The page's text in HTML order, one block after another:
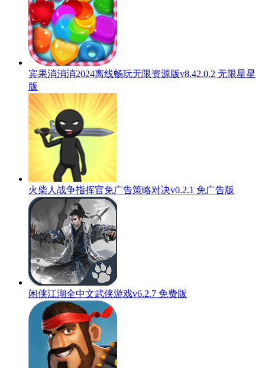
宾果消消消2024离线畅玩无限资源版v8.42.0.2 无限星星
版
火柴人战争指挥官免广告策略对决v0.2.1 免广告版
闲侠江湖全中文武侠游戏v6.2.7 免费版